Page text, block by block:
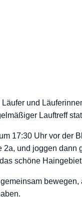
und
Lauftreff
17:30 Uhr vor der
2a, und joggen dann
schöne
bewegen,